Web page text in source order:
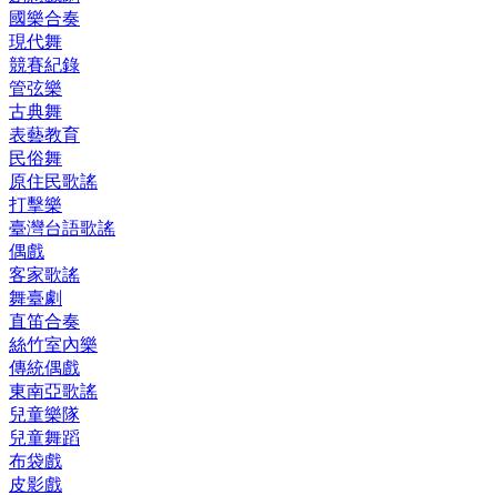
國樂合奏
現代舞
競賽紀錄
管弦樂
古典舞
表藝教育
民俗舞
原住民歌謠
打擊樂
臺灣台語歌謠
偶戲
客家歌謠
舞臺劇
直笛合奏
絲竹室內樂
傳統偶戲
東南亞歌謠
兒童樂隊
兒童舞蹈
布袋戲
皮影戲